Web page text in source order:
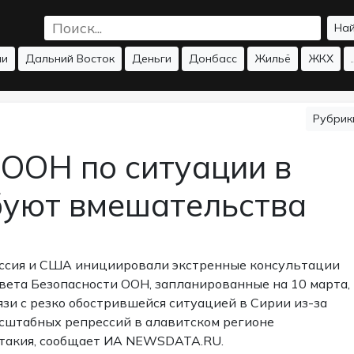
Дальний Восток Деньги Донбасс Жильё ЖКХ
по ситуации в
вмешательства
и США инициировали экстренные консультации
Безопасности ООН, запланированные на 10 марта,
с резко обострившейся ситуацией в Сирии из-за
репрессий в алавитском регионе
сообщает ИА NEWSDATA.RU.